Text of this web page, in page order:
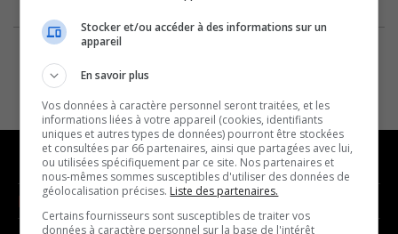
NOUVELLES MUSIQUE
Stocker et/ou accéder à des informations sur un
appareil
En savoir plus
Vos données à caractère personnel seront traitées, et les
informations liées à votre appareil (cookies, identifiants
uniques et autres types de données) pourront être stockées
et consultées par 66 partenaires, ainsi que partagées avec lui,
ou utilisées spécifiquement par ce site. Nos partenaires et
nous-mêmes sommes susceptibles d'utiliser des données de
géolocalisation précises. Liste des partenaires.
Certains fournisseurs sont susceptibles de traiter vos
données à caractère personnel sur la base de l'intérêt